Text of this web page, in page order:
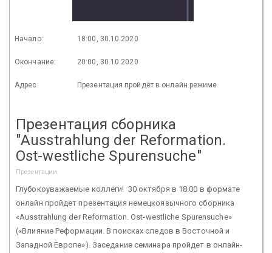
Начало: 18:00, 30.10.2020
Окончание: 20:00, 30.10.2020
Адрес: Презентация пройдёт в онлайн режиме
Презентация сборника
"Ausstrahlung der Reformation.
Ost-westliche Spurensuche"
Презентации
Глубокоуважаемые коллеги! 30 октября в 18.00 в формате
онлайн пройдет презентация немецкоязычного сборника
«Ausstrahlung der Reformation. Ost-westliche Spurensuche»
(«Влияние Реформации. В поисках следов в Восточной и
Западной Европе»). Заседание семинара пройдет в онлайн-